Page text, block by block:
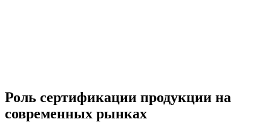
Роль сертификации продукции на
современных рынках